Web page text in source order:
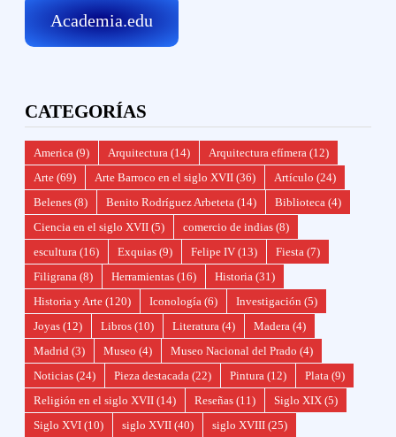
Academia.edu
CATEGORÍAS
America (9) Arquitectura (14) Arquitectura efímera (12)
Arte (69) Arte Barroco en el siglo XVII (36) Artículo (24)
Belenes (8) Benito Rodríguez Arbeteta (14) Biblioteca (4)
Ciencia en el siglo XVII (5) comercio de indias (8)
escultura (16) Exquias (9) Felipe IV (13) Fiesta (7)
Filigrana (8) Herramientas (16) Historia (31)
Historia y Arte (120) Iconología (6) Investigación (5)
Joyas (12) Libros (10) Literatura (4) Madera (4)
Madrid (3) Museo (4) Museo Nacional del Prado (4)
Noticias (24) Pieza destacada (22) Pintura (12) Plata (9)
Religión en el siglo XVII (14) Reseñas (11) Siglo XIX (5)
Siglo XVI (10) siglo XVII (40) siglo XVIII (25)